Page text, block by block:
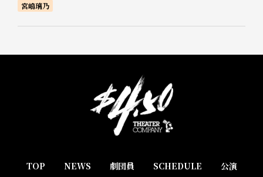
宮嶋璃乃
TOP NEWS 劇団員 SCHEDULE 公演